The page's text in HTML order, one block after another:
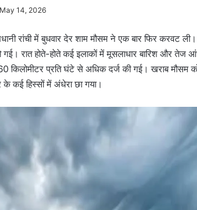
May 14, 2026
रांची में बुधवार देर शाम मौसम ने एक बार फिर करवट
रात होते-होते कई इलाकों में मूसलाधार बारिश और तेज
किलोमीटर प्रति घंटे से अधिक दर्ज की गई। खराब मौसम
कई हिस्सों में अंधेरा छा गया।